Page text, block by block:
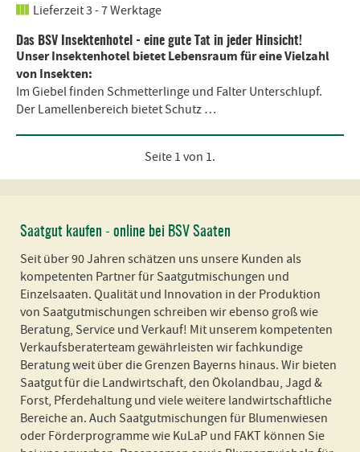
Lieferzeit 3 - 7 Werktage
Das BSV Insektenhotel - eine gute Tat in jeder Hinsicht!
Unser Insektenhotel bietet Lebensraum für eine Vielzahl
von Insekten:
Im Giebel finden Schmetterlinge und Falter Unterschlupf.
Der Lamellenbereich bietet Schutz …
Seite 1 von 1.
Saatgut kaufen - online bei BSV Saaten
Seit über 90 Jahren schätzen uns unsere Kunden als
kompetenten Partner für Saatgutmischungen und
Einzelsaaten. Qualität und Innovation in der Produktion
von Saatgutmischungen schreiben wir ebenso groß wie
Beratung, Service und Verkauf! Mit unserem kompetenten
Verkaufsberaterteam gewährleisten wir fachkundige
Beratung weit über die Grenzen Bayerns hinaus. Wir bieten
Saatgut für die Landwirtschaft, den Ökolandbau, Jagd &
Forst, Pferdehaltung und viele weitere landwirtschaftliche
Bereiche an. Auch Saatgutmischungen für Blumenwiesen
oder Förderprogramme wie KuLaP und FAKT können Sie